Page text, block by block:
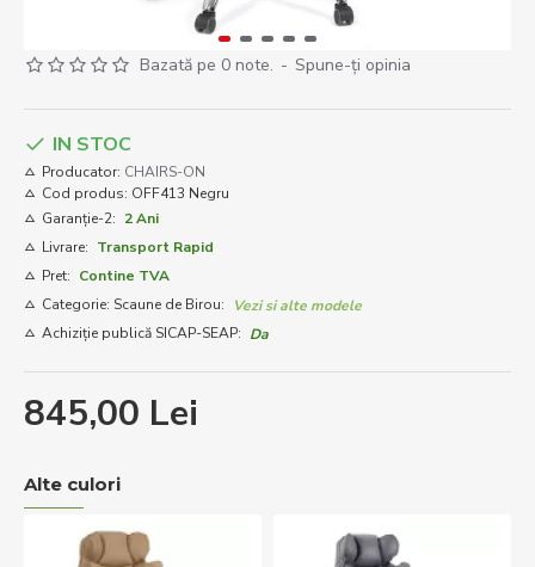
Bazată pe 0 note. - Spune-ţi opinia
845,00 Lei
IN STOC
Producator: CHAIRS-ON
Cod produs: OFF413 Negru
Garanție-2: 2 Ani
Livrare: Transport Rapid
Pret: Contine TVA
Categorie: Scaune de Birou:
Vezi si alte modele
Achiziție publică SICAP-SEAP: Da
Alte culori